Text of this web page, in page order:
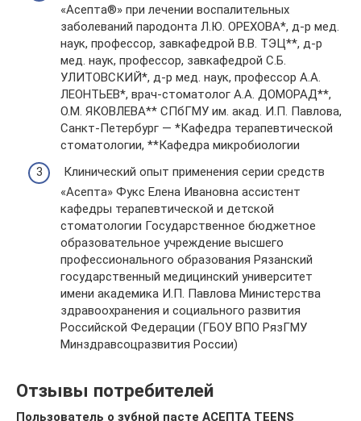
«Асепта®» при лечении воспалительных
заболеваний пародонта Л.Ю. ОРЕХОВА*, д-р мед.
наук, профессор, завкафедрой В.В. ТЭЦ**, д-р
мед. наук, профессор, завкафедрой С.Б.
УЛИТОВСКИЙ*, д-р мед. наук, профессор А.А.
ЛЕОНТЬЕВ*, врач-стоматолог А.А. ДОМОРАД**,
О.М. ЯКОВЛЕВА** СПбГМУ им. акад. И.П. Павлова,
Санкт-Петербург — *Кафедра терапевтической
стоматологии, **Кафедра микробиологии
Клинический опыт применения серии средств
«Асепта» Фукс Елена Ивановна ассистент
кафедры терапевтической и детской
стоматологии Государственное бюджетное
образовательное учреждение высшего
профессионального образования Рязанский
государственный медицинский университет
имени академика И.П. Павлова Министерства
здравоохранения и социального развития
Российской Федерации (ГБОУ ВПО РязГМУ
Минздравсоцразвития России)
Отзывы потребителей
Пользователь о зубной пасте АСЕПТА TEENS